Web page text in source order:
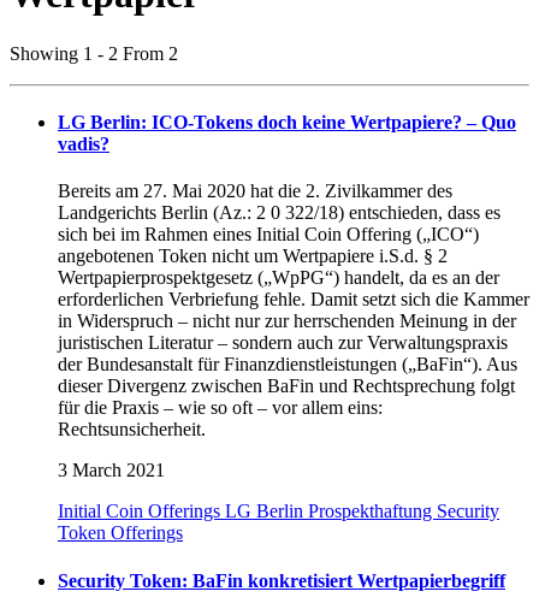
Showing 1 - 2 From 2
LG Berlin: ICO-Tokens doch keine Wertpapiere? – Quo
vadis?
Bereits am 27. Mai 2020 hat die 2. Zivilkammer des
Landgerichts Berlin (Az.: 2 0 322/18) entschieden, dass es
sich bei im Rahmen eines Initial Coin Offering („ICO“)
angebotenen Token nicht um Wertpapiere i.S.d. § 2
Wertpapierprospektgesetz („WpPG“) handelt, da es an der
erforderlichen Verbriefung fehle. Damit setzt sich die Kammer
in Widerspruch – nicht nur zur herrschenden Meinung in der
juristischen Literatur – sondern auch zur Verwaltungspraxis
der Bundesanstalt für Finanzdienstleistungen („BaFin“). Aus
dieser Divergenz zwischen BaFin und Rechtsprechung folgt
für die Praxis – wie so oft – vor allem eins:
Rechtsunsicherheit.
3 March 2021
Initial Coin Offerings LG Berlin Prospekthaftung Security
Token Offerings
Security Token: BaFin konkretisiert Wertpapierbegriff